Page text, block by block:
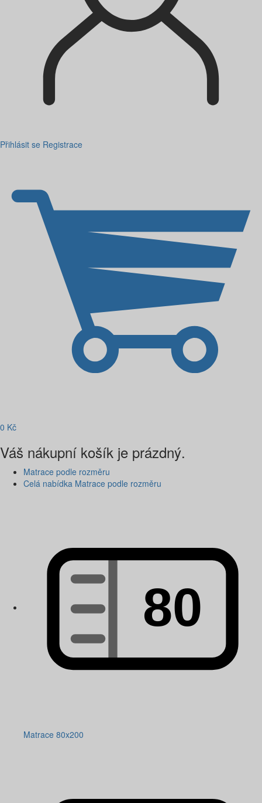
Přihlásit se Registrace
0 Kč
Váš nákupní košík je prázdný.
Matrace podle rozměru
Celá nabídka Matrace podle rozměru
Matrace 80x200